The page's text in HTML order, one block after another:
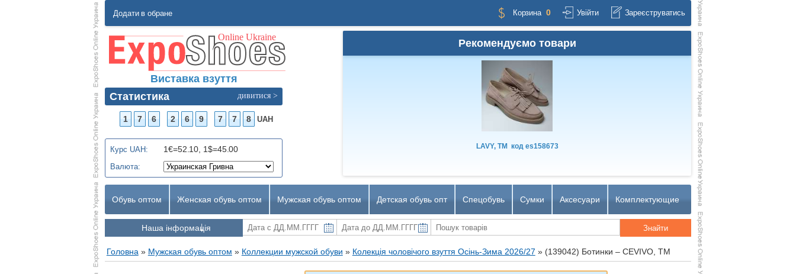
Додати в обране Корзина 0 Увійти Зареєструватись
Виставка взуття
Статистика
дивитися >
1 7 6 2 6 9 7 7 8 UAH
Курс UAH: 1€=52.10, 1$=45.00
Валюта:
Рекомендуємо товари
LAVY, TM кодes158673
Обувь оптом Женская обувь оптом Мужская обувь оптом Детская обувь опт Спецобувь Сумки Аксесуари Комплектующие
Наша інформація
Головна » Мужская обувь оптом » Коллекции мужской обуви » Колекція чоловічого взуття Осінь-Зима 2026/27 » (139042) Ботинки – CEVIVO, TM